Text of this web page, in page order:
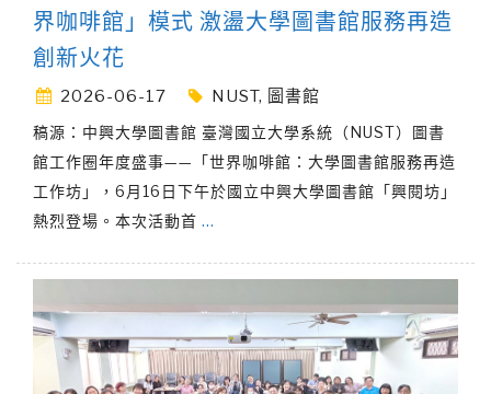
界咖啡館」模式 激盪大學圖書館服務再造
創新火花
2026-06-17 NUST, 圖書館
稿源：中興大學圖書館 臺灣國立大學系統（NUST）圖書
館工作圈年度盛事——「世界咖啡館：大學圖書館服務再造
工作坊」，6月16日下午於國立中興大學圖書館「興閱坊」
熱烈登場。本次活動首 …